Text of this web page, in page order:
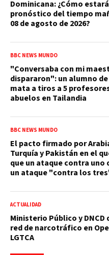
Dominicana: ¿Cómo
pronóstico del tiempo
08 de agosto de 2026?
BBC NEWS MUNDO
"Conversaba con mi
dispararon": un alumno de
mata a tiros a 5
abuelos en Tailandia
BBC NEWS MUNDO
El pacto firmado por
Turquía y Pakistán en el
que un ataque contra uno
un ataque "contra los
ACTUALIDAD
Ministerio Público y
red de narcotráfico en
LGTCA